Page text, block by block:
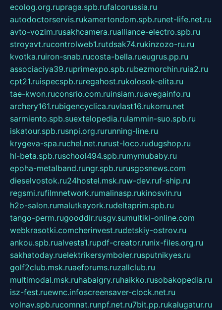
ecolog.org.rupraga.spb.rufalcorussia.ru
autodoctorservis.rukamertondom.spb.runet-life.net.ru
avto-vozim.rusakhcamera.rualliance-electro.spb.ru
stroyavt.rucontrolweb1.rutdsak74.rukinzozo-ru.ru
kvotka.ruiron-snab.rucosta-bella.rueugrus.pp.ru
associaciya39.ruprimexpo.spb.rubezmorchin.ruia2.ru
cpt21.ruispecspb.ruregahost.rukolosok-elita.ru
tae-kwon.ruconsrio.com.ruinsiam.ruavegainfo.ru
archery161.rubigencyclica.ruvlast16.rukorru.net
sarmiento.spb.suextelopedia.rulammin-suo.spb.ru
iskatour.spb.rusnpi.org.rurunning-line.ru
krygeva-spa.ruchel.net.rurust-loco.rudugshop.ru
hl-beta.spb.ruschool494.spb.rumymubaby.ru
epoha-metalband.rungr.spb.rurusgosnews.com
dieselvostok.ru24hostel.msk.ruw-dev.ruf-ship.ru
regsmi.rufilmnetwork.rumalinasp.rukinosvin.ru
h2o-salon.rumalutkayork.rudeltaprim.spb.ru
tango-perm.rugooddir.rusgv.sumultiki-online.com
webkrasotki.comcherinvest.rudetskiy-ostrov.ru
ankou.spb.rualvesta1.rupdf-creator.runix-files.org.ru
sakhatoday.ruelektrikersymboler.rusputnikyes.ru
golf2club.msk.ruaeforums.ruzallclub.ru
multimodal.msk.ruhabaigry.ruhaikko.rusobakopedia.ru
isz-fest.ruewnc.infoscreensaver-clock.net.ru
volnav.spb.rucomnat.runpf.net.ru7bit.pp.rukalugatur.ru